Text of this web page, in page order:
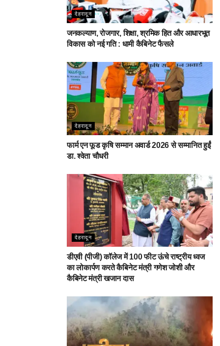
देहरादून
जनकल्याण, रोजगार, शिक्षा, श्रमिक हित और आधारभूत
विकास को नई गति : धामी कैबिनेट फैसले
देहरादून
फार्म एन फूड कृषि सम्मान अवार्ड 2026 से सम्मानित हुईं
डा. श्वेता चौधरी
देहरादून
डीएवी (पीजी) कॉलेज में 100 फीट ऊंचे राष्ट्रीय ध्वज
का लोकार्पण करते कैबिनेट मंत्री गणेश जोशी और
कैबिनेट मंत्री खजान दास